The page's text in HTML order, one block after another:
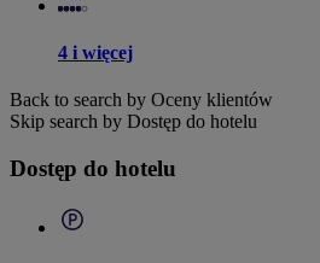
4 i więcej
Back to search by Oceny klientów
Skip search by Dostęp do hotelu
Dostęp do hotelu